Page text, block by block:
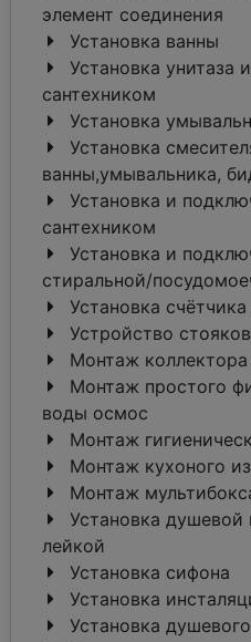
элемент соединения
Установка ванны
Установка унитаза
сантехником
Установка
Установка
ванны,умывальника,
Установка и
сантехником
Установка и
стиральной/
Установка
Устройство стояков
Монтаж коллектора
Монтаж простого
воды осмос
Монтаж
Монтаж кухоного
Монтаж
Установка душевой
лейкой
Установка сифона
Установка
Установка